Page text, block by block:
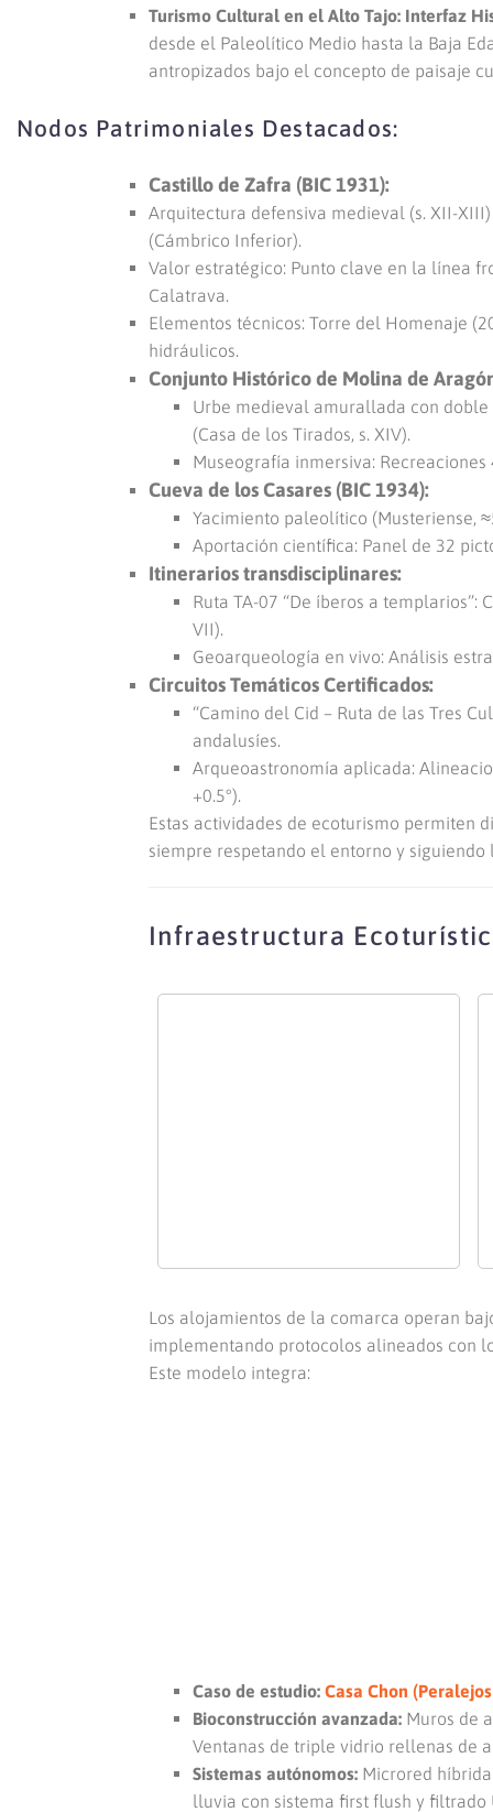
Turismo Cultural en el Alto Tajo: Interfaz
desde el Paleolítico Medio hasta la Baja
antropizados bajo el concepto de paisaje
Nodos Patrimoniales Destacados:
Castillo de Zafra (BIC 1931):
Arquitectura defensiva medieval (s. XII-
(Cámbrico Inferior).
Valor estratégico: Punto clave en la línea
Calatrava.
Elementos técnicos: Torre del Homenaje
hidráulicos.
Conjunto Histórico de Molina de
Urbe medieval amurallada con
(Casa de los Tirados, s. XIV).
Museografía inmersiva:
Cueva de los Casares (BIC 1934):
Yacimiento paleolítico (Musteriense,
Aportación científica: Panel de 32
Itinerarios transdisciplinares:
Ruta TA-07 “De íberos a templarios”:
VII).
Geoarqueología en vivo: Análisis
Circuitos Temáticos Certificados:
“Camino del Cid – Ruta de las Tres
andalusíes.
Arqueoastronomía aplicada:
+0.5°).
Estas actividades de ecoturismo permiten
siempre respetando el entorno y
Infraestructura
Los alojamientos de la comarca operan
implementando protocolos alineados con
Este modelo integra:
Caso de estudio: Casa Chon
Bioconstrucción avanzada: Muros de
Ventanas de triple vidrio rellenas de
Sistemas autónomos: Microred
lluvia con sistema first flush y filtrado